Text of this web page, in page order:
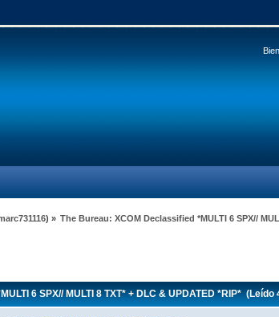
) » The Bureau: XCOM Declassified *MULTI 6 SPX//
6 SPX// MULTI 8 TXT* + DLC & UPDATED *RIP* (Leído